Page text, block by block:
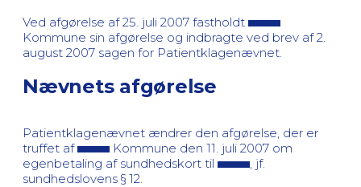
Ved afgørelse af 25. juli 2007 fastholdt
Kommune sin afgørelse og indbragte ved brev af 2.
august 2007 sagen for Patientklagenævnet.
Nævnets afgørelse
Patientklagenævnet ændrer den afgørelse, der er
truffet af
Kommune den 11. juli 2007 om
egenbetaling af sundhedskort til
, jf.
sundhedslovens § 12.